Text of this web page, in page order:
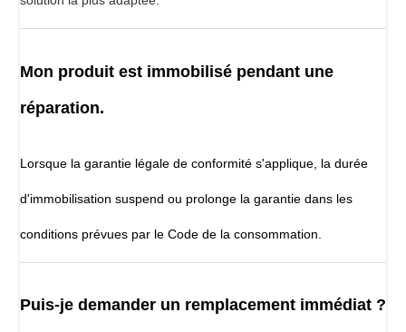
Mon produit est immobilisé pendant une
réparation.
Lorsque la garantie légale de conformité s'applique, la durée
d'immobilisation suspend ou prolonge la garantie dans les
conditions prévues par le Code de la consommation.
Puis-je demander un remplacement immédiat ?